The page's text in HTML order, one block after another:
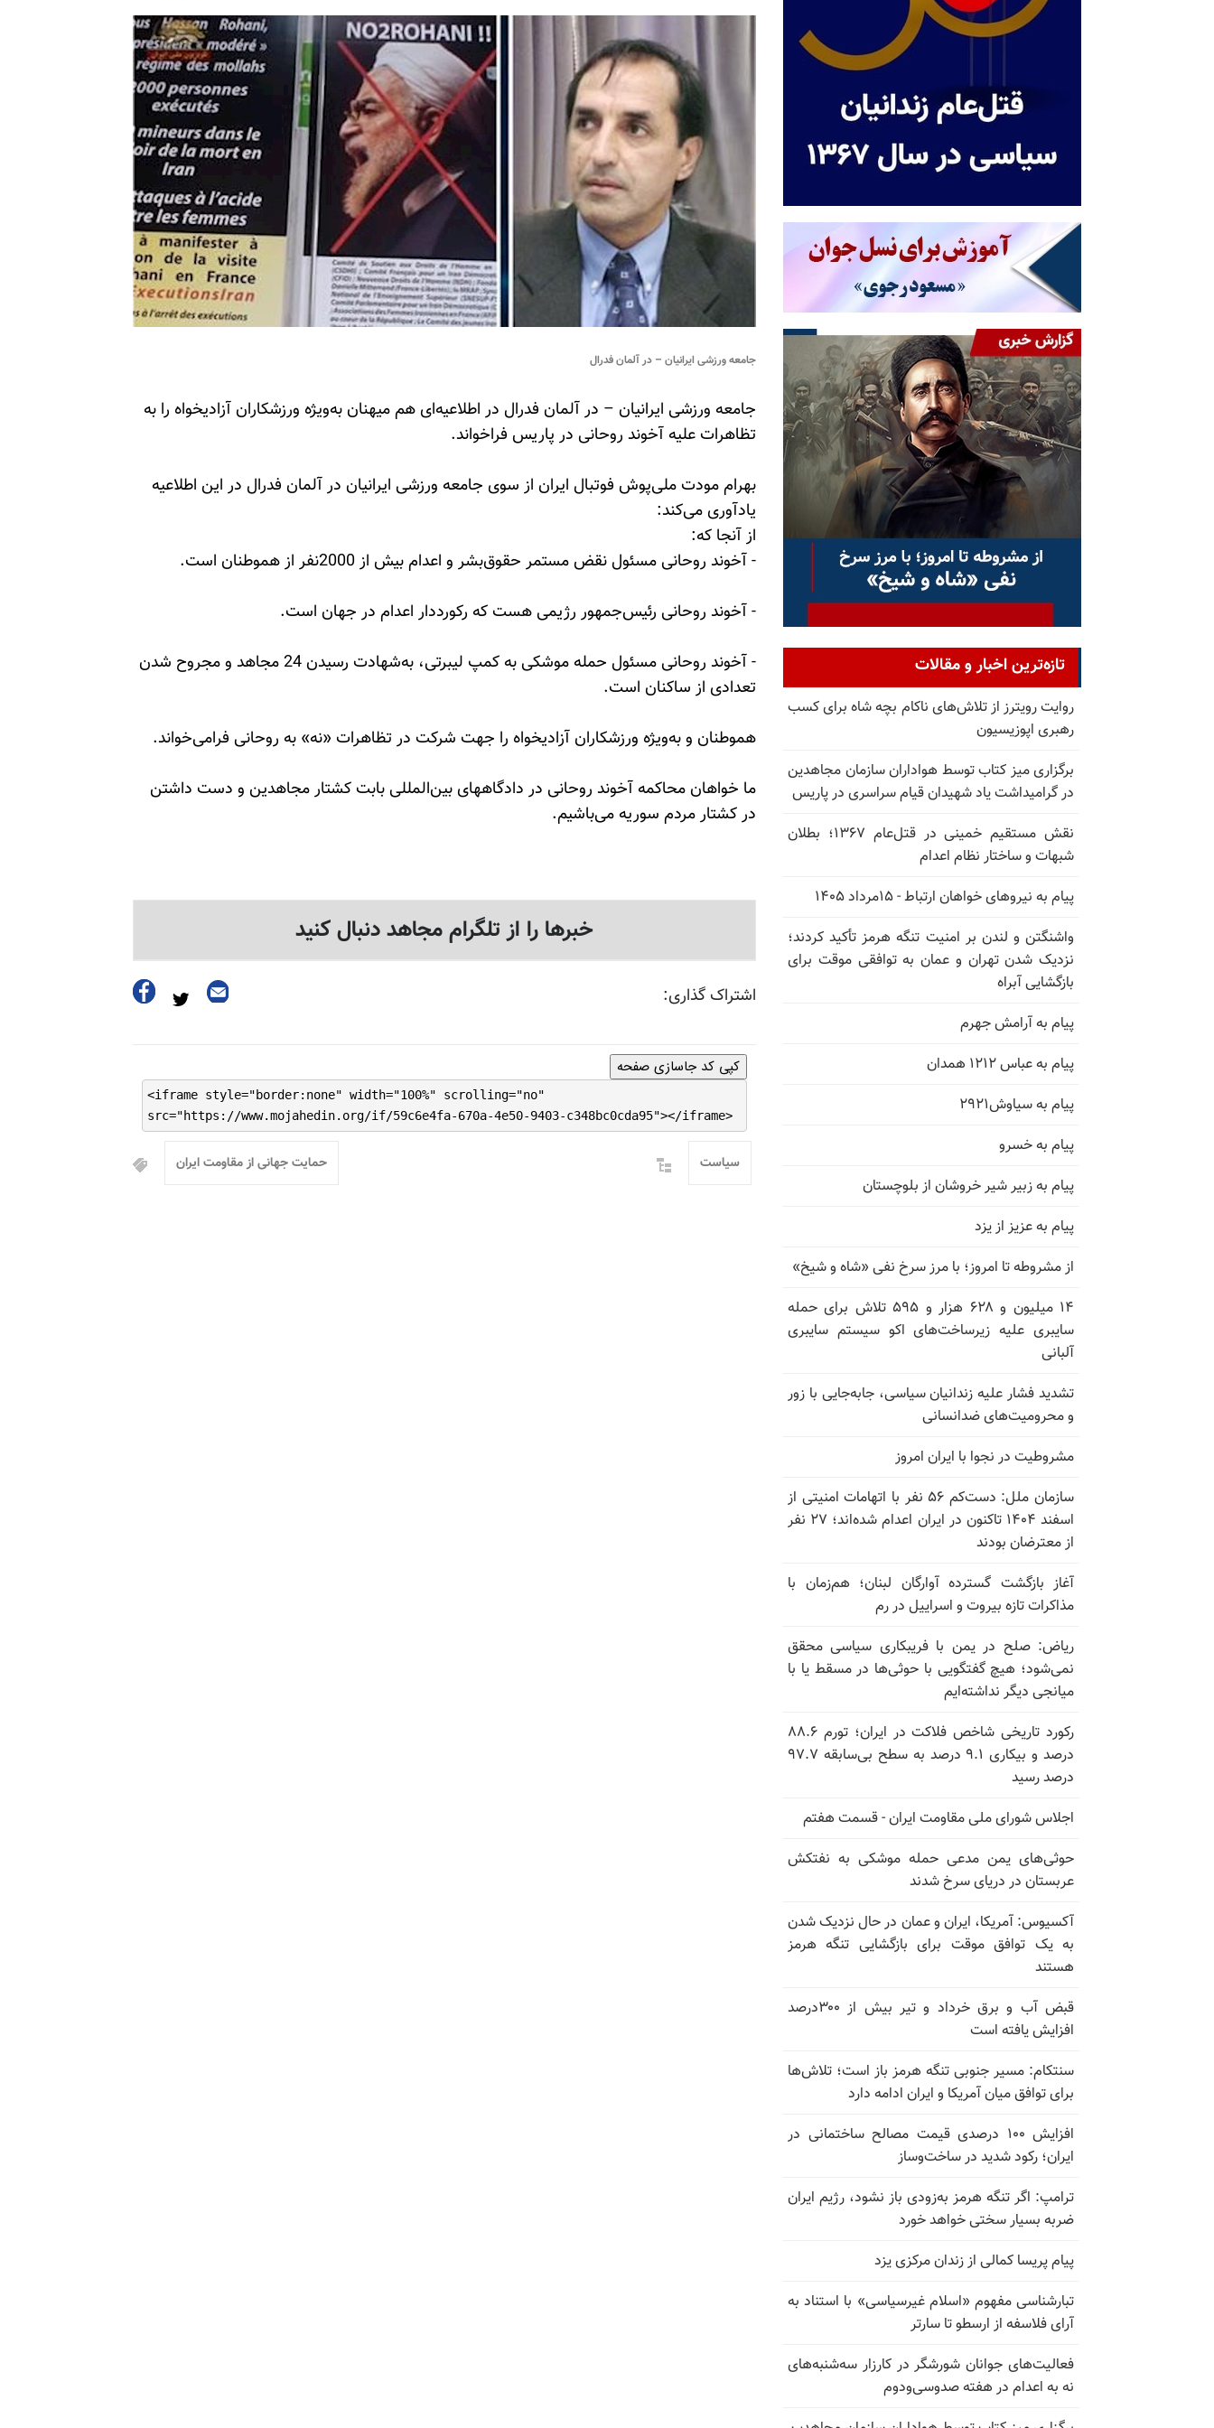
جامعه ورزشی ایرانیان – در آلمان فدرال
جامعه ورزشی ایرانیان – در آلمان فدرال در اطلاعیه‌ای هم میهنان به‌ویژه ورزشکاران آزادیخواه را به
تظاهرات علیه آخوند روحانی در پاریس فراخواند.
بهرام مودت ملی‌پوش فوتبال ایران از سوی جامعه ورزشی ایرانیان در آلمان فدرال در این اطلاعیه
یادآوری می‌کند:
از آنجا که:
- آخوند روحانی مسئول نقض مستمر حقوق‌بشر و اعدام بیش از 2000نفر از هموطنان است.
- آخوند روحانی رئیس‌جمهور رژیمی هست که رکورددار اعدام در جهان است.
- آخوند روحانی مسئول حمله موشکی به کمپ لیبرتی، به‌شهادت رسیدن 24 مجاهد و مجروح شدن
تعدادی از ساکنان است.
هموطنان و به‌ویژه ورزشکاران آزادیخواه را جهت شرکت در تظاهرات «نه» به روحانی فرامی‌خواند.
ما خواهان محاکمه آخوند روحانی در دادگاههای بین‌المللی بابت کشتار مجاهدین و دست داشتن
در کشتار مردم سوریه می‌باشیم.
خبرها را از تلگرام مجاهد دنبال کنید
اشتراک گذاری:
کپی کد جاسازی صفحه
<iframe style="border:none" width="100%" scrolling="no"
src="https://www.mojahedin.org/if/59c6e4fa-670a-4e50-9403-c348bc0cda95"></iframe>
حمایت جهانی از مقاومت ایران سیاست
تازه‌ترین اخبار و مقالات
روایت رویترز از تلاش‌های ناکام بچه شاه برای کسب
رهبری اپوزیسیون
برگزاری میز کتاب توسط هواداران سازمان مجاهدین
در گرامیداشت یاد شهیدان قیام سراسری در پاریس
نقش مستقیم خمینی در قتل‌عام ۱۳۶۷؛ بطلان
شبهات و ساختار نظام اعدام
پیام به نیروهای خواهان ارتباط - ۱۵مرداد ۱۴۰۵
واشنگتن و لندن بر امنیت تنگه هرمز تأکید کردند؛
نزدیک شدن تهران و عمان به توافقی موقت برای
بازگشایی آبراه
پیام به آرامش جهرم
پیام به عباس ۱۲۱۲ همدان
پیام به سیاوش۲۹۲۱
پیام به خسرو
پیام به زبیر شیر خروشان از بلوچستان
پیام به عزیز از یزد
از مشروطه تا امروز؛ با مرز سرخ نفی «شاه و شیخ»
۱۴ میلیون و ۶۲۸ هزار و ۵۹۵ تلاش برای حمله
سایبری علیه زیرساخت‌های اکو سیستم سایبری
آلبانی
تشدید فشار علیه زندانیان سیاسی، جابه‌جایی با زور
و محرومیت‌های ضدانسانی
مشروطیت در نجوا با ایران امروز
سازمان ملل: دست‌کم ۵۶ نفر با اتهامات امنیتی از
اسفند ۱۴۰۴ تاکنون در ایران اعدام شده‌اند؛ ۲۷ نفر
از معترضان بودند
آغاز بازگشت گسترده آوارگان لبنان؛ هم‌زمان با
مذاکرات تازه بیروت و اسراییل در رم
ریاض: صلح در یمن با فریبکاری سیاسی محقق
نمی‌شود؛ هیچ گفتگویی با حوثی‌ها در مسقط یا با
میانجی دیگر نداشته‌ایم
رکورد تاریخی شاخص فلاکت در ایران؛ تورم ۸۸.۶
درصد و بیکاری ۹.۱ درصد به سطح بی‌سابقه ۹۷.۷
درصد رسید
اجلاس شورای ملی مقاومت ایران - قسمت هفتم
حوثی‌های یمن مدعی حمله موشکی به نفتکش
عربستان در دریای سرخ شدند
آکسیوس: آمریکا، ایران و عمان در حال نزدیک شدن
به یک توافق موقت برای بازگشایی تنگه هرمز
هستند
قبض آب و برق خرداد و تیر بیش از ۳۰۰درصد
افزایش یافته است
سنتکام: مسیر جنوبی تنگه هرمز باز است؛ تلاش‌ها
برای توافق میان آمریکا و ایران ادامه دارد
افزایش ۱۰۰ درصدی قیمت مصالح ساختمانی در
ایران؛ رکود شدید در ساخت‌وساز
ترامپ: اگر تنگه هرمز به‌زودی باز نشود، رژیم ایران
ضربه بسیار سختی خواهد خورد
پیام پریسا کمالی از زندان مرکزی یزد
تبارشناسی مفهوم «اسلام غیرسیاسی» با استناد به
آرای فلاسفه از ارسطو تا سارتر
فعالیت‌های جوانان شورشگر در کارزار سه‌شنبه‌های
نه به اعدام در هفته صدوسی‌و‌دوم